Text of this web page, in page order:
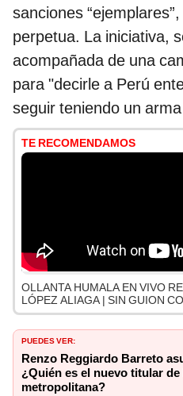
sanciones
perpetua. La iniciativa,
acompañada de una
para "decirle a Perú
seguir teniendo un
TE RECOMENDAMOS
OLLANTA HUMALA EN VIVO
LÓPEZ ALIAGA | SIN GUION
PUEDES VER:
Renzo Reggiardo Barreto
¿Quién es el nuevo titular
metropolitana?